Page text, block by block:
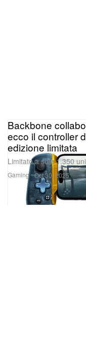
Gaming
Backbone
ecco il controller
edizione limitata
Limitato a sole 1.350
Oct 30, 2025